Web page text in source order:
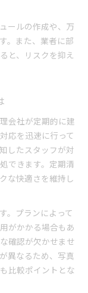
ールの作成や、万
。また、業者に部
と、リスクを抑え
会社が定期的に建
応を迅速に行って
したスタッフが対
できます。定期清
な快適さを維持し
。プランによって
がかかる場合もあ
確認が欠かせませ
異なるため、写真
比較ポイントとな